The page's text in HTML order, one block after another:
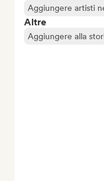
Aggiungere artisti
Altre
Aggiungere alla